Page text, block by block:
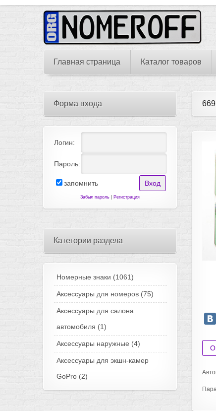
Главная страница Каталог товаров
Форма входа
Логин:
Пароль:
запомнить
Забыл пароль Регистрация
Категории раздела
Номерные знаки (1061)
Аксессуары для номеров (75)
Аксессуары для салона
автомобиля (1)
Аксессуары наружные (4)
Аксессуары для экшн-камер
GoPro (2)